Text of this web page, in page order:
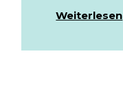
Weiterlesen